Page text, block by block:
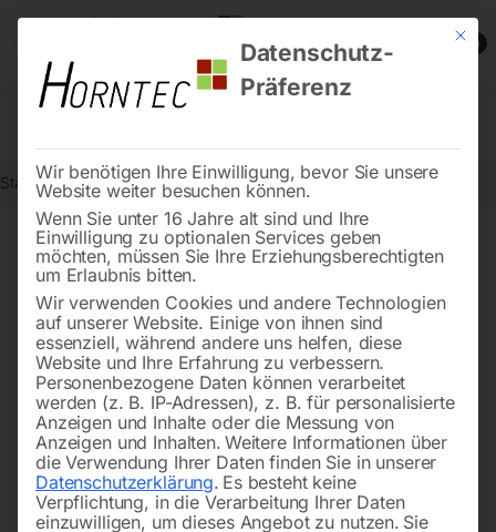
0
Start Stadtmobiliar Verkehrszeichen nach StVO Baustelle
Mit
Datenschutz-
Präferenz
Wir benötigen Ihre Einwilligung, bevor Sie unsere
Website weiter besuchen können.
Wenn Sie unter 16 Jahre alt sind und Ihre
Einwilligung zu optionalen Services geben
möchten, müssen Sie Ihre Erziehungsberechtigten
um Erlaubnis bitten.
Wir verwenden Cookies und andere Technologien
auf unserer Website. Einige von ihnen sind
essenziell, während andere uns helfen, diese
Website und Ihre Erfahrung zu verbessern.
Personenbezogene Daten können verarbeitet
werden (z. B. IP-Adressen), z. B. für personalisierte
Anzeigen und Inhalte oder die Messung von
Anzeigen und Inhalten. Weitere Informationen über
die Verwendung Ihrer Daten finden Sie in unserer
Datenschutzerklärung. Es besteht keine
Verpflichtung, in die Verarbeitung Ihrer Daten
einzuwilligen, um dieses Angebot zu nutzen. Sie